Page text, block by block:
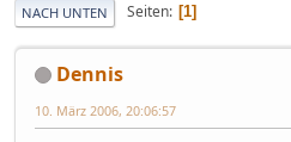
NACH UNTEN Seiten 1
Dennis
10. März 2006, 20:06:57